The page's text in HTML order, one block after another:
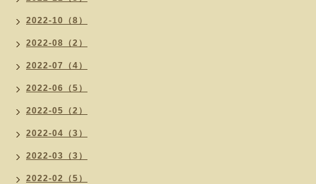
2022-10（8）
2022-08（2）
2022-07（4）
2022-06（5）
2022-05（2）
2022-04（3）
2022-03（3）
2022-02（5）